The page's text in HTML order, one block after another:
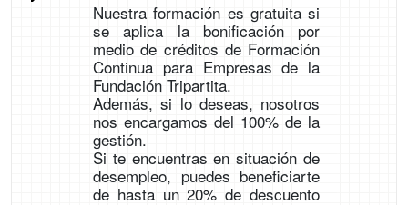
Nuestra formación es gratuita si
se aplica la bonificación por
medio de créditos de Formación
Continua para Empresas de la
Fundación Tripartita.
Además, si lo deseas, nosotros
nos encargamos del 100% de la
gestión.
Si te encuentras en situación de
desempleo, puedes beneficiarte
de hasta un 20% de descuento